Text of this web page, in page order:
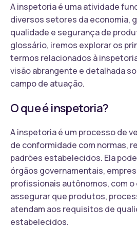
A inspetoria é uma atividade
diversos setores da economia,
qualidade e segurança de
glossário, iremos explorar os
termos relacionados à
visão abrangente e detalhada
campo de atuação.
O que é inspetoria?
A inspetoria é um processo de
de conformidade com normas,
padrões estabelecidos. Ela
órgãos governamentais,
profissionais autônomos, com
assegurar que produtos,
atendam aos requisitos de
estabelecidos.